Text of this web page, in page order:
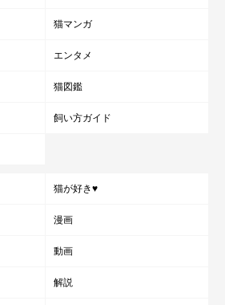
猫マンガ
エンタメ
猫図鑑
飼い方ガイド
猫が好き♥
漫画
動画
解説